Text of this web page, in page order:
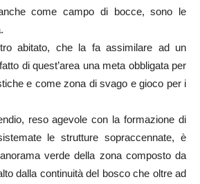
come campo di bocce, sono le
abitato, che la fa assimilare ad un
di quest’area una meta obbligata per
e come zona di svago e gioco per i
reso agevole con la formazione di
le strutture sopraccennate, è
verde della zona composto da
dalla continuità del bosco che oltre ad